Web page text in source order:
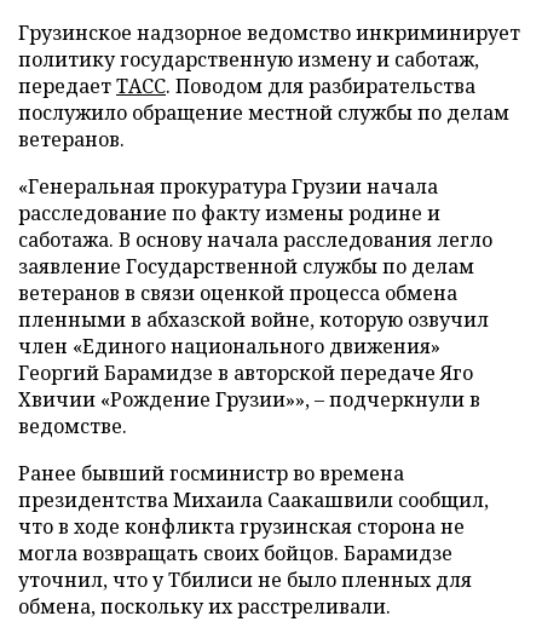
Грузинское надзорное ведомство инкриминирует
политику государственную измену и саботаж,
передаетТАСС. Поводом для разбирательства
послужило обращение местной службы по делам
ветеранов.
«Генеральная прокуратура Грузии начала
расследование по факту измены родине и
саботажа. В основу начала расследования легло
заявление Государственной службы по делам
ветеранов в связи оценкой процесса обмена
пленными в абхазской войне, которую озвучил
член «Единого национального движения»
Георгий Барамидзе в авторской передаче Яго
Хвичии «Рождение Грузии»», – подчеркнули в
ведомстве.
Ранее бывший госминистр во времена
президентства Михаила Саакашвили сообщил,
что в ходе конфликта грузинская сторона не
могла возвращать своих бойцов. Барамидзе
уточнил, что у Тбилиси не было пленных для
обмена, поскольку их расстреливали.